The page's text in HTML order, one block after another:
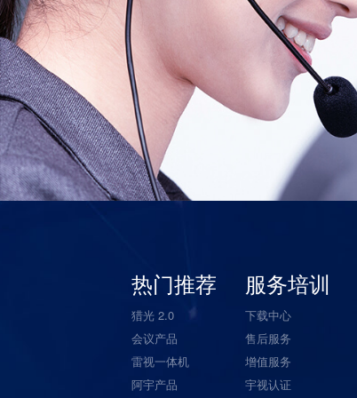
热门推荐
猎光 2.0
会议产品
雷视一体机
阿宇产品
服务培训
下载中心
售后服务
增值服务
宇视认证